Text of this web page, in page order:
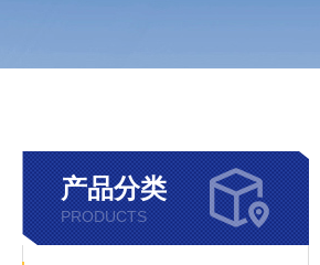
产品分类
PRODUCTS